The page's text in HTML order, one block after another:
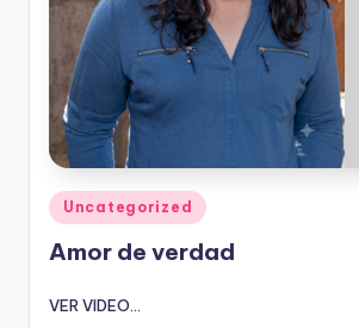
Publicado
en
Uncategorized
Amor de verdad
VER VIDEO...